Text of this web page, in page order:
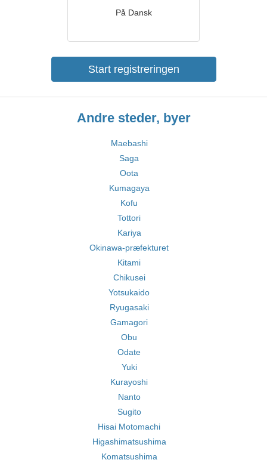
På Dansk
Start registreringen
Andre steder, byer
Maebashi
Saga
Oota
Kumagaya
Kofu
Tottori
Kariya
Okinawa-præfekturet
Kitami
Chikusei
Yotsukaido
Ryugasaki
Gamagori
Obu
Odate
Yuki
Kurayoshi
Nanto
Sugito
Hisai Motomachi
Higashimatsushima
Komatsushima